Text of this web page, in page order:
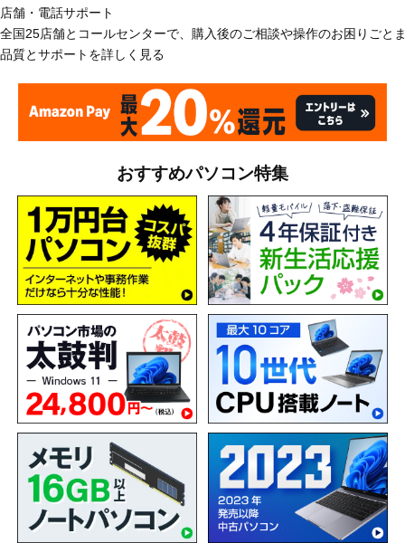
店舗・電話サポート
全国25店舗とコールセンターで、購入後のご相談や操作のお困りごと
品質とサポートを詳しく見る
おすすめパソコン特集